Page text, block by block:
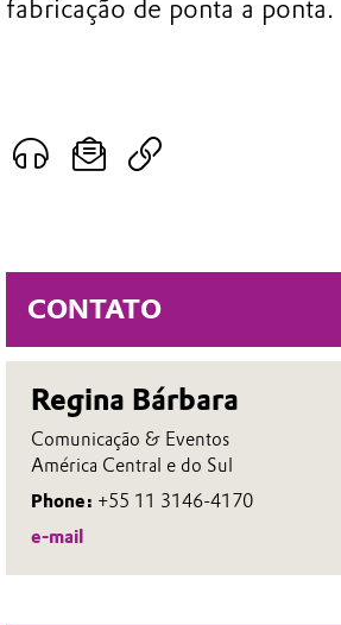
CONTATO
Regina Bárbara
Comunicação & Eventos
América Central e do Sul
Phone: +55 11 3146-4170
e-mail
fabricação de ponta a ponta.